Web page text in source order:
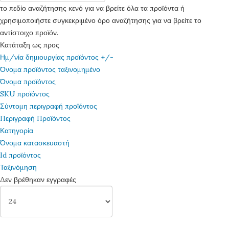
το πεδίο αναζήτησης κενό για να βρείτε όλα τα προϊόντα ή
χρησιμοποιήστε συγκεκριμένο όρο αναζήτησης για να βρείτε το
αντίστοιχο προϊόν.
Κατάταξη ως προς
Ημ/νία δημιουργίας προϊόντος +/-
Όνομα προϊόντος ταξινομημένο
Όνομα προϊόντος
SKU προϊόντος
Σύντομη περιγραφή προϊόντος
Περιγραφή Προϊόντος
Κατηγορία
Όνομα κατασκευαστή
Id προϊόντος
Ταξινόμηση
Δεν βρέθηκαν εγγραφές